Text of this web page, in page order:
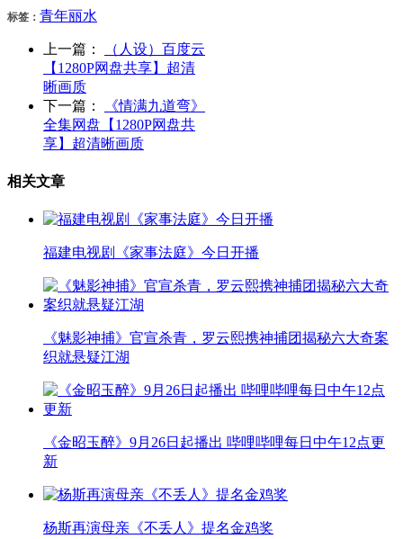
标签： 青年丽水
上一篇：
（人设）百度云
【1280P网盘共享】超清
晰画质
下一篇：
《情满九道弯》
全集网盘【1280P网盘共
享】超清晰画质
相关文章
福建电视剧《家事法庭》今日开播
《魅影神捕》官宣杀青，罗云熙携神捕团揭秘六大奇案
织就悬疑江湖
《金昭玉醉》9月26日起播出 哔哩哔哩每日中午12点更
新
杨斯再演母亲《不丢人》提名金鸡奖